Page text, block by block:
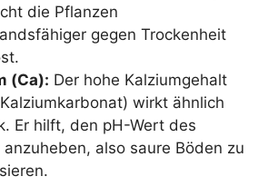
die Pflanzen
gegen Trockenheit
(Ca): Der hohe Kalziumgehalt
wirkt ähnlich
Er hilft, den pH-Wert des
anzuheben, also saure Böden zu